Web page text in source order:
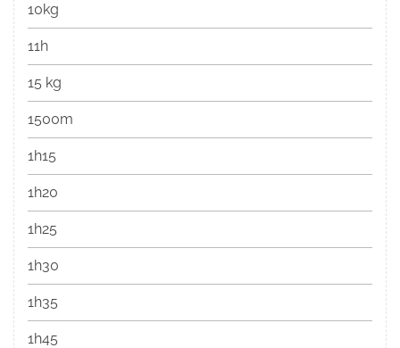
10kg
11h
15 kg
1500m
1h15
1h20
1h25
1h30
1h35
1h45